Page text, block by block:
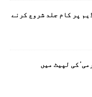
پر کام جلد شروع کرنے
کی لپیٹ میں